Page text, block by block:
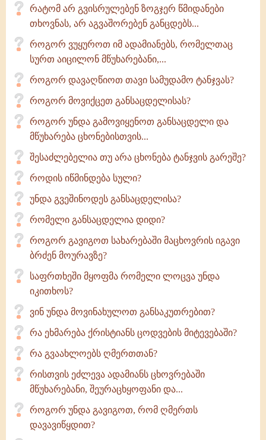
რატომ არ გვისრულებენ ზოგჯერ წმიდანები
თხოვნას, არ აგვაშორებენ განცდებს...
როგორ ვუყუროთ იმ ადამიანებს, რომელთაც
სურთ აიცილონ მწუხარებანი,...
როგორ დავაღწიოთ თავი სამუდამო ტანჯვას?
როგორ მოვიქცეთ განსაცდელისას?
როგორ უნდა გამოვიყენოთ განსაცდელი და
მწუხარება ცხონებისთვის...
შესაძლებელია თუ არა ცხონება ტანჯვის გარეშე?
როდის იწმინდება სული?
უნდა გვეშინოდეს განსაცდელისა?
რომელი განსაცდელია დიდი?
როგორ გავიგოთ სახარებაში მაცხოვრის იგავი
ბრძენ მოურავზე?
საფრთხეში მყოფმა რომელი ლოცვა უნდა
იკითხოს?
ვინ უნდა მოვინახულოთ განსაკუთრებით?
რა ეხმარება ქრისტიანს ცოდვების მიტევებაში?
რა გვაახლოებს ღმერთთან?
რისთვის ეძლევა ადამიანს ცხოვრებაში
მწუხარებანი, შეურაცხყოფანი და...
როგორ უნდა გავიგოთ, რომ ღმერთს
დავავიწყდით?